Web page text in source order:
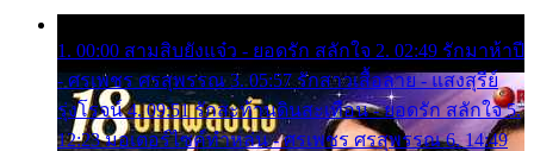
1. 00:00 สามสิบยังแจ๋ว - ยอดรัก สลักใจ 2. 02:49 รักมาห้าปี
- ศรเพชร ศรสุพรรณ 3. 05:57 รักสาวเสื้อลาย - แสงสุรีย์
รุ่งโรจน์ 4. 09:51 รักสะท้านดินสะเทือน - ยอดรัก สลักใจ 5.
12:23 มอเตอร์ไซค์ทำหล่น - ศรเพชร ศรสุพรรณ 6. 14:49